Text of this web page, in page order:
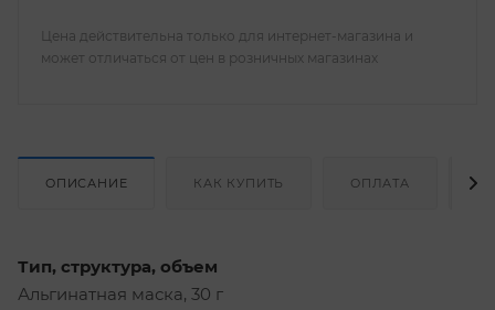
Цена действительна только для интернет-магазина и
может отличаться от цен в розничных магазинах
ОПИСАНИЕ КАК КУПИТЬ ОПЛАТА
Тип, структура, объем
Альгинатная маска, 30 г